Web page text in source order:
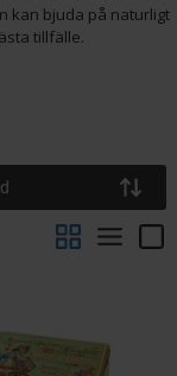
kan bjuda på naturligt
tillfälle.